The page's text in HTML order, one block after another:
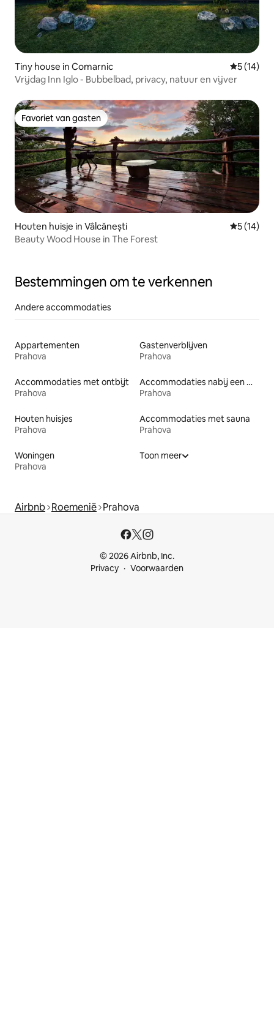
Tiny house in Comarnic
5 (14)
Vrijdag Inn Iglo - Bubbelbad, privacy, natuur en vijver
Favoriet van gasten
Favoriet van gasten
Houten huisje in Vâlcănești
5 (14)
Beauty Wood House in The Forest
Bestemmingen om te verkennen
Andere accommodaties
Appartementen
Prahova
Gastenverblijven
Prahova
Accommodaties met ontbijt
Prahova
Accommodaties nabij een meer
Prahova
Houten huisjes
Prahova
Accommodaties met sauna
Prahova
Woningen
Prahova
Toon meer
Airbnb Roemenië Prahova
© 2026 Airbnb, Inc.
Privacy
Voorwaarden